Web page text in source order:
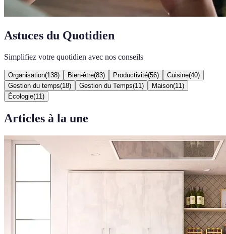
Astuces du Quotidien
Simplifiez votre quotidien avec nos conseils
Organisation(138) Bien-être(83) Productivité(56) Cuisine(40)
Gestion du temps(18) Gestion du Temps(11 ) Maison(11 )
Écologie(11 )
Articles à la une